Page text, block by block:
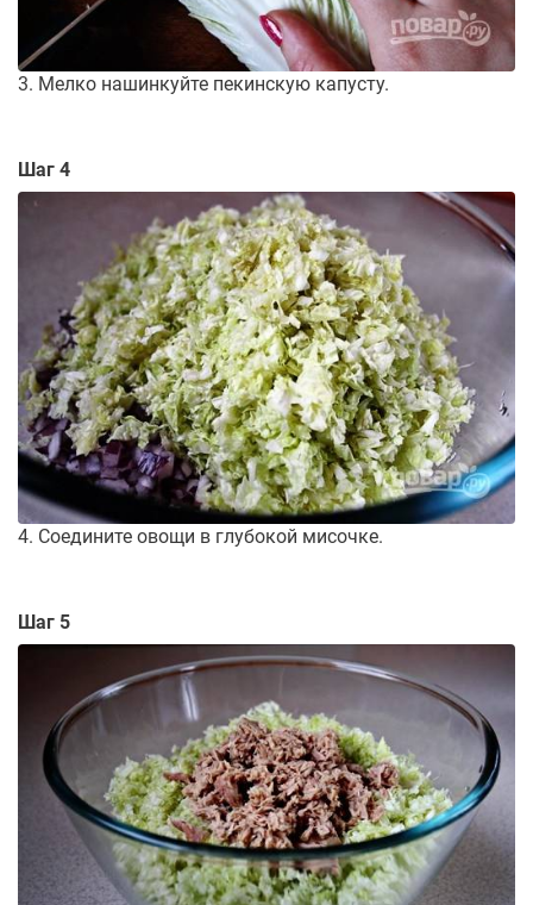
3. Мелко нашинкуйте пекинскую капусту.
Шаг 4
4. Соедините овощи в глубокой мисочке.
Шаг 5